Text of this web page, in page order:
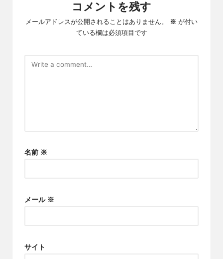
コメントを残す
メールアドレスが公開されることはありません。 ※ が付い
ている欄は必須項目です
名前 ※
メール ※
サイト